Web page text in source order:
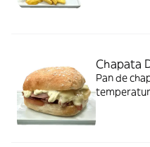
Chapata
Pan de